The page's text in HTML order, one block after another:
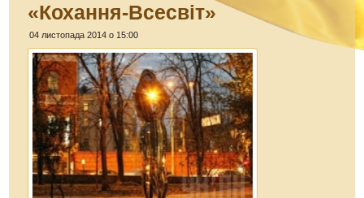
«Кохання-Всесвіт»
04 листопада 2014 о 15:00